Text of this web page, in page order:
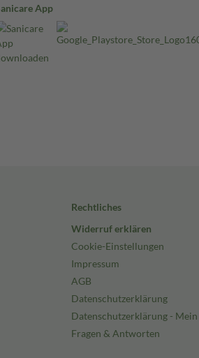
App
Rechtliches
Widerruf erklären
Cookie-Einstellungen
Impressum
AGB
Datenschutzerklärung
Datenschutzerklärung -
Fragen & Antworten